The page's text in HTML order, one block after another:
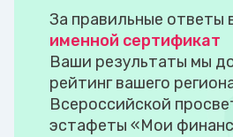
За правильные ответы
именной сертификат
Ваши результаты мы
рейтинг вашего
Всероссийской
эстафеты «Мои